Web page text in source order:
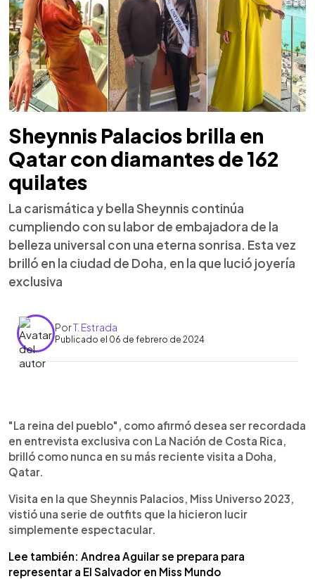
Sheynnis Palacios brilla en
Qatar con diamantes de 162
quilates
La carismática y bella Sheynnis continúa
cumpliendo con su labor de embajadora de la
belleza universal con una eterna sonrisa. Esta vez
brilló en la ciudad de Doha, en la que lució joyería
exclusiva
PorT. Estrada
Publicado el 06 de febrero de 2024
Escuchar artículo
"La reina del pueblo", como afirmó desea ser recordada
en entrevista exclusiva con La Nación de Costa Rica,
brilló como nunca en su más reciente visita a Doha,
Qatar.
Visita en la que Sheynnis Palacios, Miss Universo 2023,
vistió una serie de outfits que la hicieron lucir
simplemente espectacular.
Lee también: Andrea Aguilar se prepara para
representar a El Salvador en Miss Mundo